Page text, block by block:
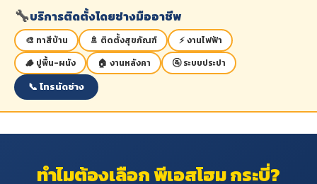
🔧บริการติดตั้งโดยช่างมืออาชีพ
🎨 ทาสีบ้าน 🚿 ติดตั้งสุขภัณฑ์
⚡ งานไฟฟ้า
🪵 ปูพื้น-ผนัง
🏠 งานหลังคา 🚰 ระบบประปา
📞 โทรนัดช่าง
ทำไมต้องเลือก พีเอสโฮม กระบี่?